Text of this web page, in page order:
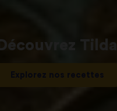
Découvrez Tilda
Explorez nos recettes